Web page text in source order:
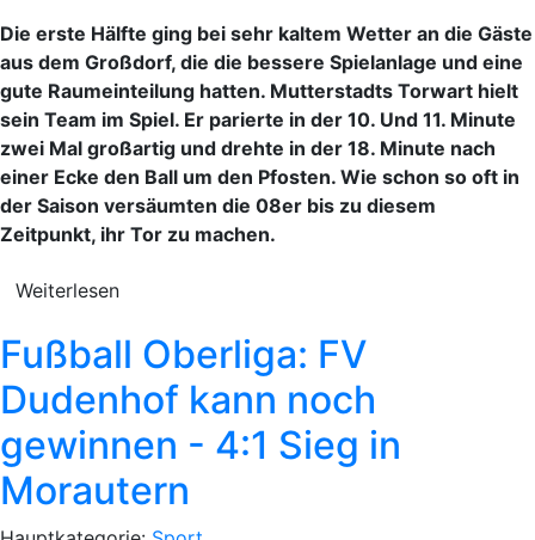
Die erste Hälfte ging bei sehr kaltem Wetter an die Gäste
aus dem Großdorf, die die bessere Spielanlage und eine
gute Raumeinteilung hatten. Mutterstadts Torwart hielt
sein Team im Spiel. Er parierte in der 10. Und 11. Minute
zwei Mal großartig und drehte in der 18. Minute nach
einer Ecke den Ball um den Pfosten. Wie schon so oft in
der Saison versäumten die 08er bis zu diesem
Zeitpunkt, ihr Tor zu machen.
Weiterlesen
Fußball Oberliga: FV
Dudenhof kann noch
gewinnen - 4:1 Sieg in
Morautern